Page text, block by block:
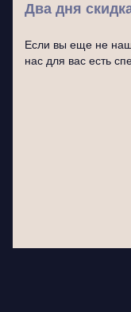
Два дня
Если вы еще не
нас для вас есть